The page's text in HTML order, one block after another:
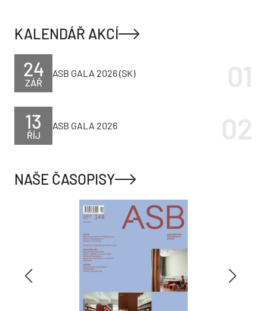
KALENDÁŘ AKCÍ
ZÁŘ
24 ASB GALA 2026 (SK)
ŘÍJ
13 ASB GALA 2026
NAŠE ČASOPISY